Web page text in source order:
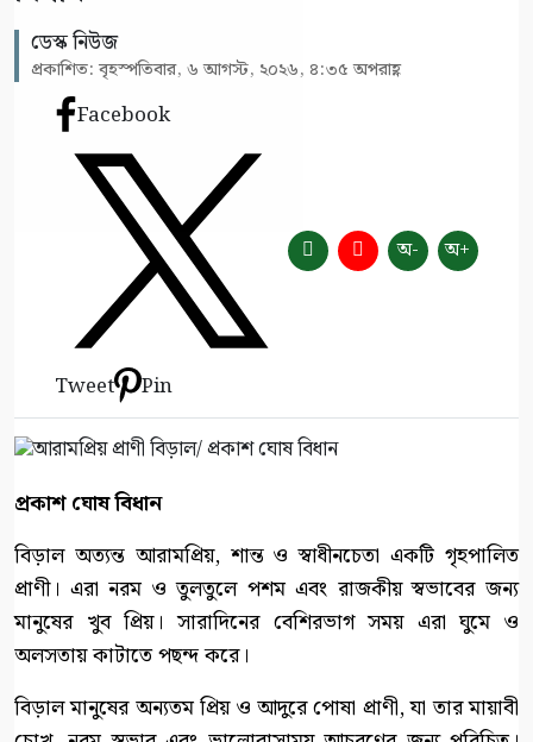
ডেস্ক নিউজ
প্রকাশিত: বৃহস্পতিবার, ৬ আগস্ট, ২০২৬, ৪:৩৫ অপরাহ্ণ
Facebook
Tweet Pin
অ- অ+
প্রকাশ ঘোষ বিধান
বিড়াল অত্যন্ত আরামপ্রিয়, শান্ত ও স্বাধীনচেতা একটি গৃহপালিত
প্রাণী। এরা নরম ও তুলতুলে পশম এবং রাজকীয় স্বভাবের জন্য
মানুষের খুব প্রিয়। সারাদিনের বেশিরভাগ সময় এরা ঘুমে ও
অলসতায় কাটাতে পছন্দ করে।
বিড়াল মানুষের অন্যতম প্রিয় ও আদুরে পোষা প্রাণী, যা তার মায়াবী